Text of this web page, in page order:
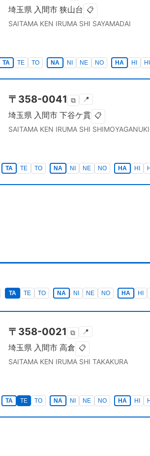
埼玉県 入間市 狭山台 📋
SAITAMA KEN IRUMA SHI SAYAMADAI
TA TE TO NA NI NE NO HA HI
〒 358-0041 ⧉ 📍
埼玉県 入間市 下谷ケ貫 📋
SAITAMA KEN IRUMA SHI SHIMOYAGANUKI
TA TE TO NA NI NE NO HA HI
TA TE TO NA NI NE NO HA HI
〒 358-0021 ⧉ 📍
埼玉県 入間市 高倉 📋
SAITAMA KEN IRUMA SHI TAKAKURA
TA TE TO NA NI NE NO HA HI